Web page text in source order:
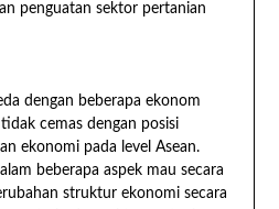
penguatan sektor pertanian
dengan beberapa ekonom
cemas dengan posisi
ekonomi pada level Asean.
beberapa aspek mau secara
struktur ekonomi secara